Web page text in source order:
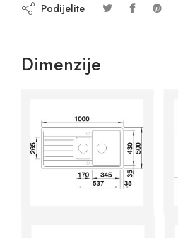
Podijelite
Dimenzije